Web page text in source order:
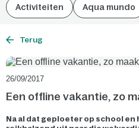
Activiteiten Aqua mundo
Terug
26/09/2017
Een offline vakantie, zo
Na al dat geploeter op school